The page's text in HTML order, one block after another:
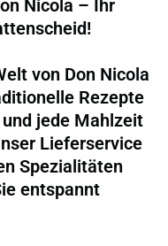
Nicola – Ihr
von Don Nicola
Rezepte
jede Mahlzeit
Lieferservice
Spezialitäten
entspannt